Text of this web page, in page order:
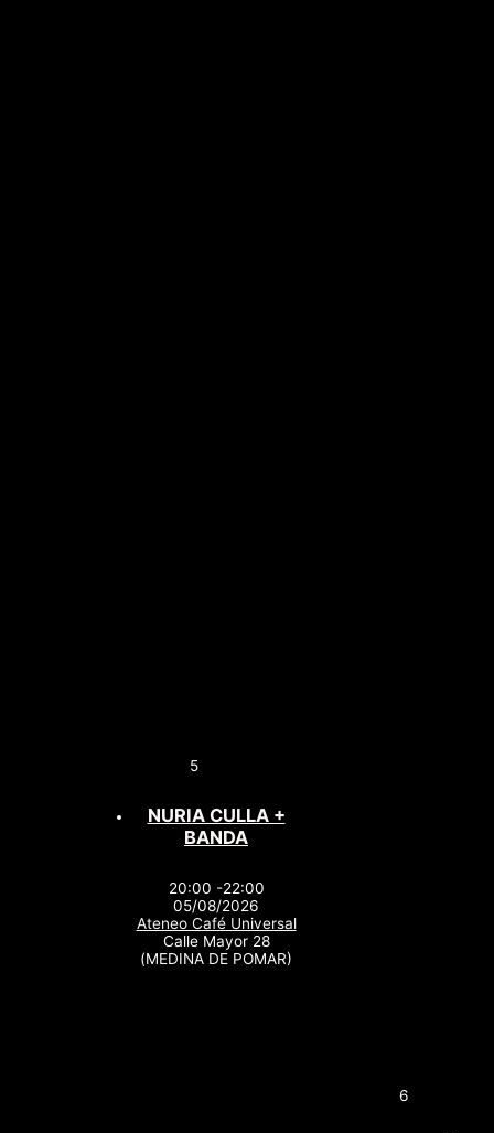
5
NURIA CULLA +
BANDA
20:00 -22:00
05/08/2026
Ateneo Café Universal
Calle Mayor 28
(MEDINA DE POMAR)
6